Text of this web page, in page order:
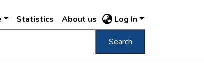
Statistics About us Log In
Search